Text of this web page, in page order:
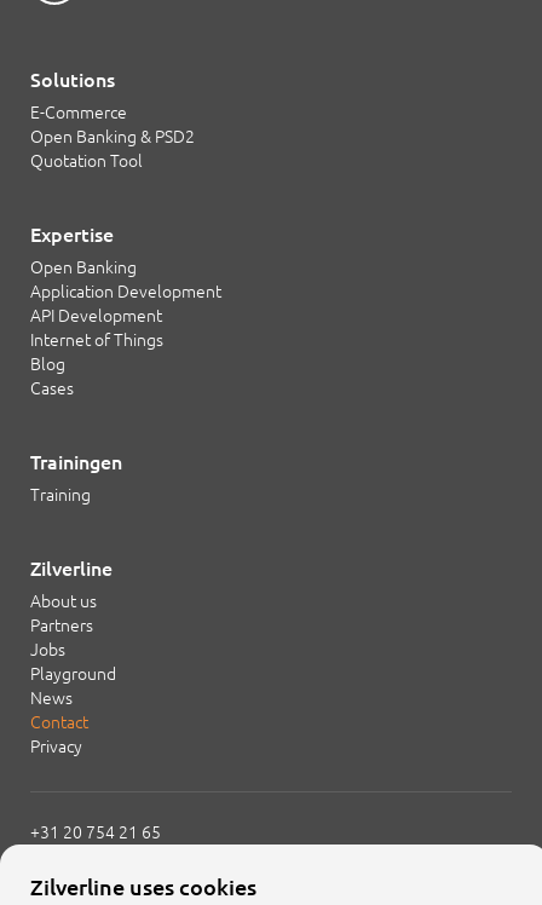
Solutions
E-Commerce
Open Banking & PSD2
Quotation Tool
Expertise
Open Banking
Application Development
API Development
Internet of Things
Blog
Cases
Trainingen
Training
Zilverline
About us
Partners
Jobs
Playground
News
Contact
Privacy
+31 20 754 21 65
Zilverline uses cookies